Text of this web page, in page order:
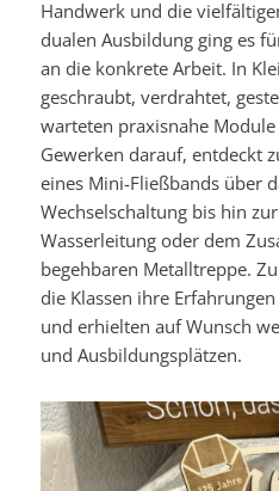
Handwerk und die
dualen Ausbildung ging es
an die konkrete Arbeit. In
geschraubt, verdrahtet,
warteten praxisnahe
Gewerken darauf, entdeckt
eines Mini-Fließbands über
Wechselschaltung bis hin
Wasserleitung oder dem
begehbaren Metalltreppe.
die Klassen ihre
und erhielten auf Wunsch
und Ausbildungsplätzen.